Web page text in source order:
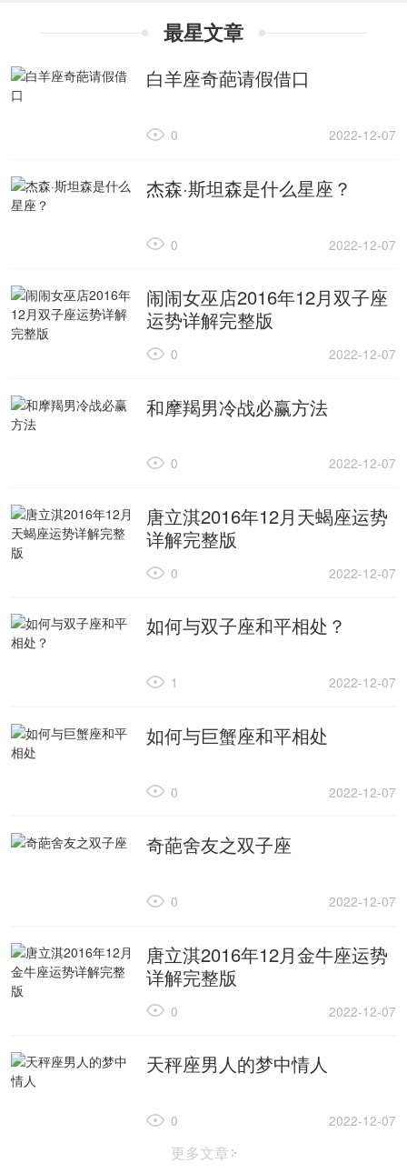
最星文章
白羊座奇葩请假借口
2022-12-07
0
杰森·斯坦森是什么星座？
2022-12-07
0
闹闹女巫店2016年12月双子座
运势详解完整版
2022-12-07
0
和摩羯男冷战必赢方法
2022-12-07
0
唐立淇2016年12月天蝎座运势
详解完整版
2022-12-07
0
如何与双子座和平相处？
2022-12-07
1
如何与巨蟹座和平相处
2022-12-07
0
奇葩舍友之双子座
2022-12-07
0
唐立淇2016年12月金牛座运势
详解完整版
2022-12-07
0
天秤座男人的梦中情人
2022-12-07
0
更多文章